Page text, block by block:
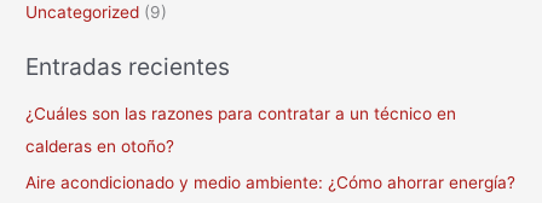
Uncategorized (9)
Entradas recientes
¿Cuáles son las razones para contratar a un técnico en
calderas en otoño?
Aire acondicionado y medio ambiente: ¿Cómo ahorrar energía?